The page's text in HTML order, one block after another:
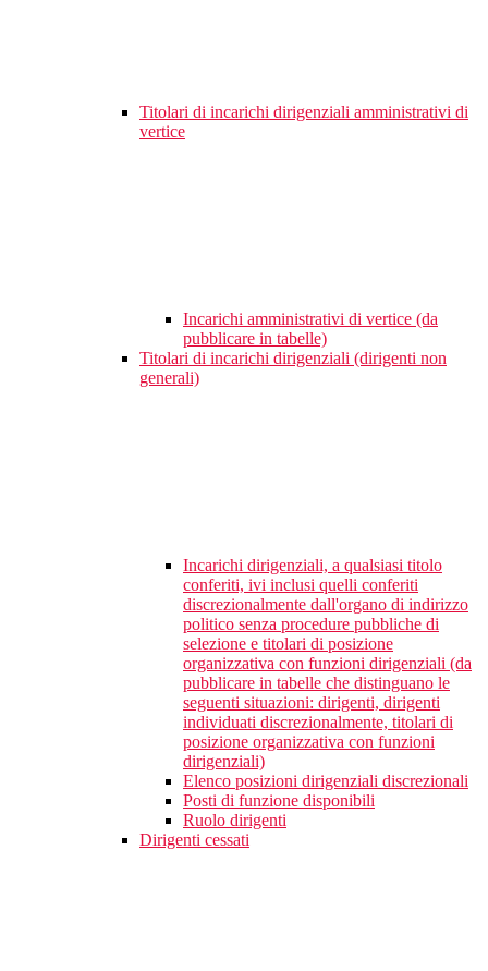
Titolari di incarichi dirigenziali amministrativi di
vertice
Incarichi amministrativi di vertice (da
pubblicare in tabelle)
Titolari di incarichi dirigenziali (dirigenti non
generali)
Incarichi dirigenziali, a qualsiasi titolo
conferiti, ivi inclusi quelli conferiti
discrezionalmente dall'organo di indirizzo
politico senza procedure pubbliche di
selezione e titolari di posizione
organizzativa con funzioni dirigenziali (da
pubblicare in tabelle che distinguano le
seguenti situazioni: dirigenti, dirigenti
individuati discrezionalmente, titolari di
posizione organizzativa con funzioni
dirigenziali)
Elenco posizioni dirigenziali discrezionali
Posti di funzione disponibili
Ruolo dirigenti
Dirigenti cessati